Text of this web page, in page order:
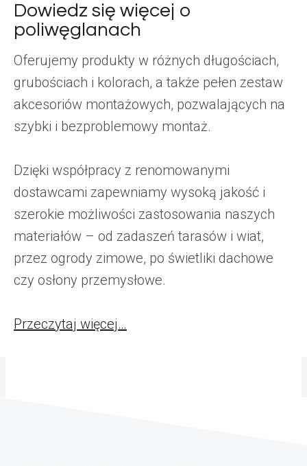
Dowiedz się więcej o
poliwęglanach
Oferujemy produkty w różnych długościach,
grubościach i kolorach, a także pełen zestaw
akcesoriów montażowych, pozwalających na
szybki i bezproblemowy montaż.
Dzięki współpracy z renomowanymi
dostawcami zapewniamy wysoką jakość i
szerokie możliwości zastosowania naszych
materiałów – od zadaszeń tarasów i wiat,
przez ogrody zimowe, po świetliki dachowe
czy osłony przemysłowe.
Przeczytaj więcej…